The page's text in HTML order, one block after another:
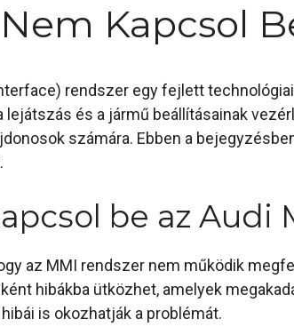
Kapcsol
rendszer egy fejlett
lejátszás és a jármű beállításainak
számára. Ebben a
be az Audi
az MMI rendszer nem működik
hibákba ütközhet, amelyek
is okozhatják a problémát.